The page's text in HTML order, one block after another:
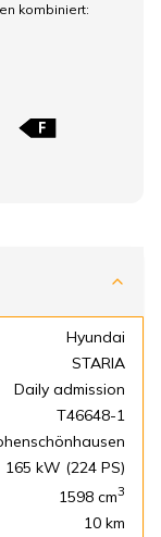
kombiniert:
Hyundai
STARIA
Daily admission
T46648-1
165 kW (224 PS)
1598 cm3
10 km